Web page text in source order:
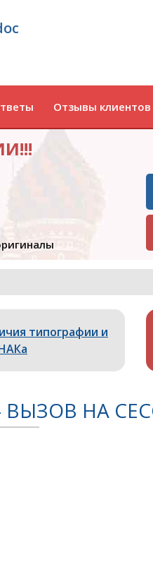
Отзывы клиентов
типографии и
ВЫЗОВ НА